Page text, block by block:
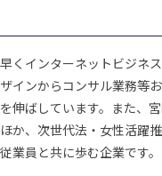
くインターネットビジネス
インからコンサル業務等
伸ばしています。また、
か、次世代法・女性活躍
業員と共に歩む企業です。